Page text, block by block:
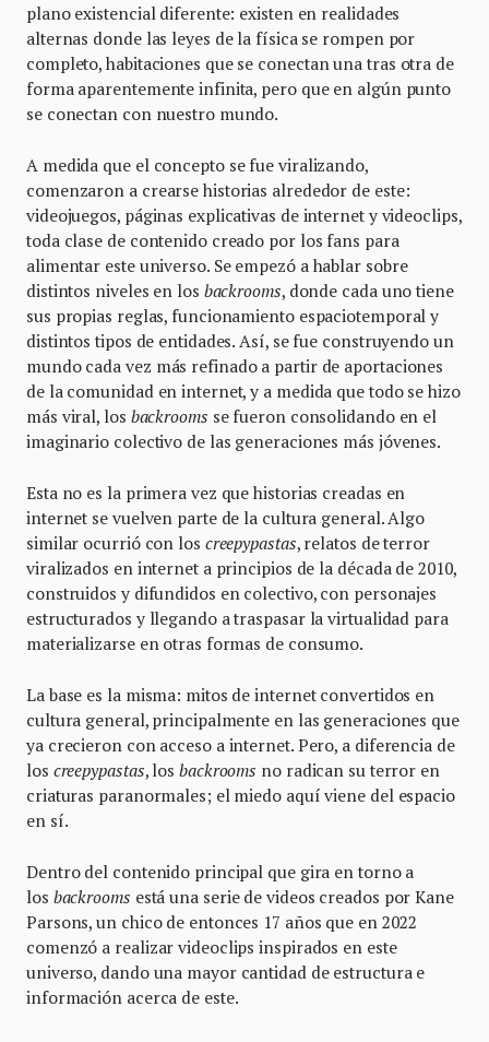
plano existencial diferente: existen en realidades
alternas donde las leyes de la física se rompen por
completo, habitaciones que se conectan una tras otra de
forma aparentemente infinita, pero que en algún punto
se conectan con nuestro mundo.
A medida que el concepto se fue viralizando,
comenzaron a crearse historias alrededor de este:
videojuegos, páginas explicativas de internet y videoclips,
toda clase de contenido creado por los fans para
alimentar este universo. Se empezó a hablar sobre
distintos niveles en los backrooms, donde cada uno tiene
sus propias reglas, funcionamiento espaciotemporal y
distintos tipos de entidades. Así, se fue construyendo un
mundo cada vez más refinado a partir de aportaciones
de la comunidad en internet, y a medida que todo se hizo
más viral, los backrooms se fueron consolidando en el
imaginario colectivo de las generaciones más jóvenes.
Esta no es la primera vez que historias creadas en
internet se vuelven parte de la cultura general. Algo
similar ocurrió con los creepypastas, relatos de terror
viralizados en internet a principios de la década de 2010,
construidos y difundidos en colectivo, con personajes
estructurados y llegando a traspasar la virtualidad para
materializarse en otras formas de consumo.
La base es la misma: mitos de internet convertidos en
cultura general, principalmente en las generaciones que
ya crecieron con acceso a internet. Pero, a diferencia de
los creepypastas, los backrooms no radican su terror en
criaturas paranormales; el miedo aquí viene del espacio
en sí.
Dentro del contenido principal que gira en torno a
los backrooms está una serie de videos creados por Kane
Parsons, un chico de entonces 17 años que en 2022
comenzó a realizar videoclips inspirados en este
universo, dando una mayor cantidad de estructura e
información acerca de este.